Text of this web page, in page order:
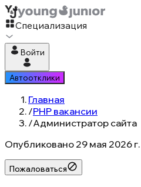
Специализация
Войти
Автоотклики
Главная
/PHP вакансии
/Администратор сайта
Опубликовано 29 мая 2026 г.
Пожаловаться